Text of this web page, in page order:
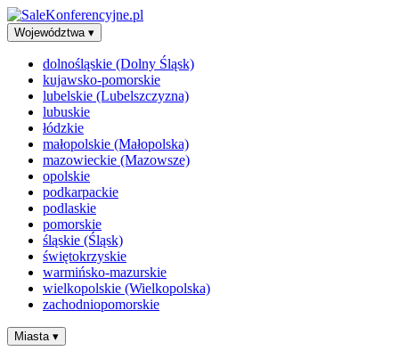
Województwa ▾
dolnośląskie (Dolny Śląsk)
kujawsko-pomorskie
lubelskie (Lubelszczyzna)
lubuskie
łódzkie
małopolskie (Małopolska)
mazowieckie (Mazowsze)
opolskie
podkarpackie
podlaskie
pomorskie
śląskie (Śląsk)
świętokrzyskie
warmińsko-mazurskie
wielkopolskie (Wielkopolska)
zachodniopomorskie
Miasta ▾